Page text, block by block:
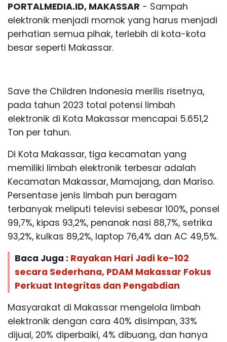
PORTALMEDIA.ID, MAKASSAR - Sampah
elektronik menjadi momok yang harus menjadi
perhatian semua pihak, terlebih di kota-kota
besar seperti Makassar.
Save the Children Indonesia merilis risetnya,
pada tahun 2023 total potensi limbah
elektronik di Kota Makassar mencapai 5.651,2
Ton per tahun.
Di Kota Makassar, tiga kecamatan yang
memiliki limbah elektronik terbesar adalah
Kecamatan Makassar, Mamajang, dan Mariso.
Persentase jenis limbah pun beragam
terbanyak meliputi televisi sebesar 100%, ponsel
99,7%, kipas 93,2%, penanak nasi 88,7%, setrika
93,2%, kulkas 89,2%, laptop 76,4% dan AC 49,5%.
Baca Juga : Rayakan Hari Jadi ke-102
secara Sederhana, PDAM Makassar Fokus
Perkuat Integritas dan Pengabdian
Masyarakat di Makassar mengelola limbah
elektronik dengan cara 40% disimpan, 33%
dijual, 20% diperbaiki, 4% dibuang, dan hanya